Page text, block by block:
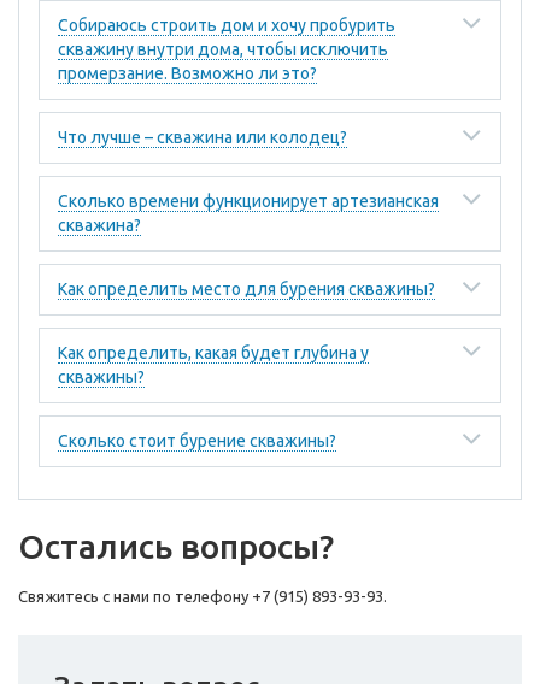
Собираюсь строить дом и хочу пробурить
скважину внутри дома, чтобы исключить
промерзание. Возможно ли это?
Что лучше – скважина или колодец?
Сколько времени функционирует артезианская
скважина?
Как определить место для бурения скважины?
Как определить, какая будет глубина у
скважины?
Сколько стоит бурение скважины?
Остались вопросы?
Свяжитесь с нами по телефону +7 (915) 893-93-93.